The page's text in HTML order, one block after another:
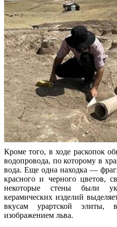
Кроме того, в ходе раскопок
водопровода, по которому в
вода. Еще одна находка —
красного и черного цветов,
некоторые стены были
керамических изделий
вкусам урартской
изображением льва.